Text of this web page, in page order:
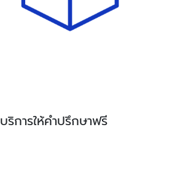
บริการให้คำปรึกษาฟรี